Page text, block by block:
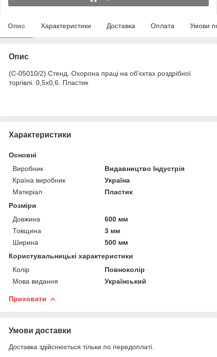
Опис Характеристики Доставка Оплата Умови
Опис
(С-05010/2) Стенд. Охорона праці на об'єктах роздрібної
торгівлі. 0,5х0,6. Пластик
Характеристики
Основні
Виробник
Видавництво Індустрія
Країна виробник
Україна
Матеріал
Пластик
Розміри
Довжина
600 мм
Товщина
3 мм
Ширина
500 мм
Користувальницькі характеристики
Колір
Повноколір
Мова видання
Український
Приховати
Умови доставки
Доставка здійснюється тільки по передоплаті.